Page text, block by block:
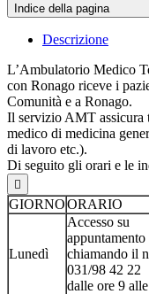
Indice della pagina
Descrizione
L’Ambulatorio Medico
con Ronago riceve i
Comunità e a Ronago.
Il servizio AMT assicura
medico di medicina
di lavoro etc.).
Di seguito gli orari e le

GIORNOORARIO
Lunedì
Accesso su
appuntamento
chiamando il
031/98 42 22
dalle ore 9